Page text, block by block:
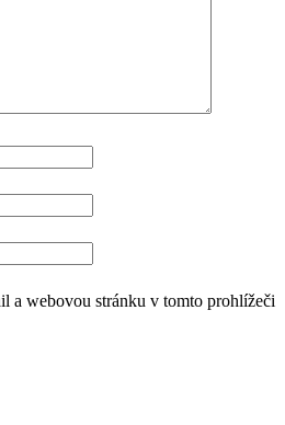
a webovou stránku v tomto prohlížeči